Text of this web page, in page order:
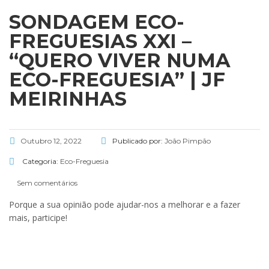
SONDAGEM ECO-
FREGUESIAS XXI –
“QUERO VIVER NUMA
ECO-FREGUESIA” | JF
MEIRINHAS
Outubro 12, 2022 Publicado por: João Pimpão
Categoria: Eco-Freguesia
Sem comentários
Porque a sua opinião pode ajudar-nos a melhorar e a fazer
mais, participe!